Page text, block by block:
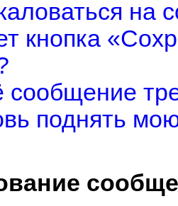
на
кнопка
поднять